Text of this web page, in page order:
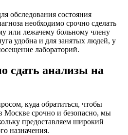
обследования состояния
необходимо срочно сделать
или лежачему больному члену
удобна и для занятых людей, у
лабораторий.
сдать анализы на
куда обратиться, чтобы
Москве срочно и безопасно, мы
предоставляем широкий
назначения.